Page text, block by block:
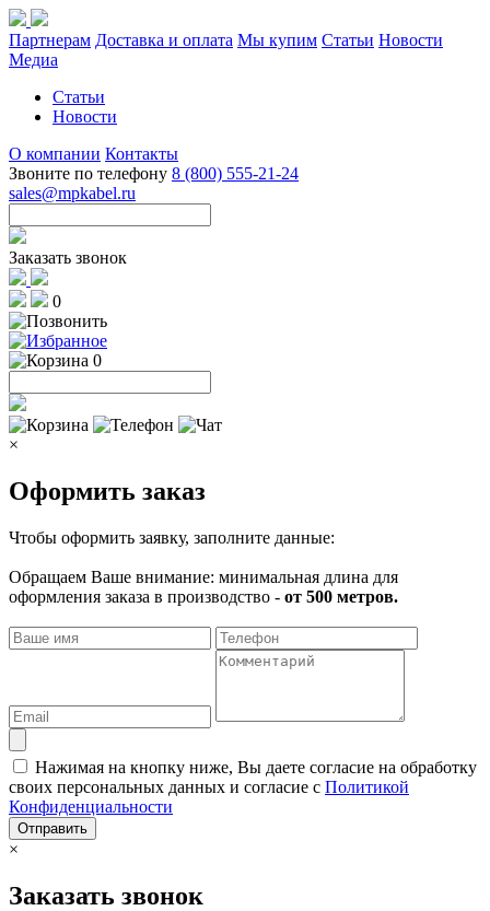
Партнерам Доставка и оплата Мы купим Статьи Новости
Медиа
Статьи
Новости
О компании Контакты
Звоните по телефону 8 (800) 555-21-24
sales@mpkabel.ru
Заказать звонок
0
0
×
Оформить заказ
Чтобы оформить заявку, заполните данные:
Обращаем Ваше внимание: минимальная длина для
оформления заказа в производство - от 500 метров.
Нажимая на кнопку ниже, Вы даете согласие на обработку
своих персональных данных и согласие с Политикой
Конфиденциальности
Отправить
×
Заказать звонок